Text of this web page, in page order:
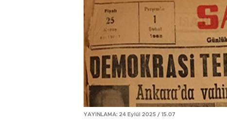
YAYINLAMA: 24 Eylül 2025 / 15.07